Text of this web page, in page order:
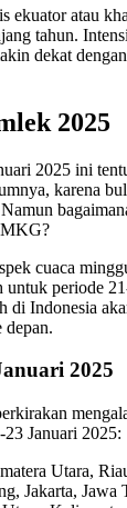
ekuator atau
tahun.
dekat
2025
2025 ini
karena
cuaca
periode
di Indonesia
depan.
2025
Januari 2025:
Utara,
Jakarta, Jawa